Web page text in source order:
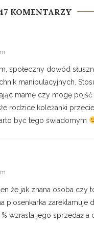
KOMENTARZY
społeczny dowód
manipulacyjnych.
mamę czy mogę pójść
rodzice koleżanki
być tego świadomym
że jak znana osoba czy
piosenkarka zareklamuje
wzrasta jego sprzedaż a